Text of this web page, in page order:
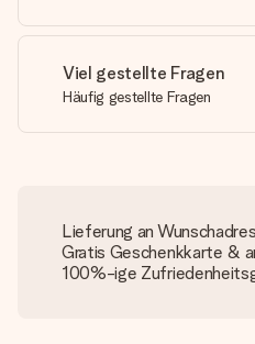
Viel gestellte Fragen
Häufig gestellte Fragen
Lieferung an
Gratis Geschenkkarte &
100%-ige